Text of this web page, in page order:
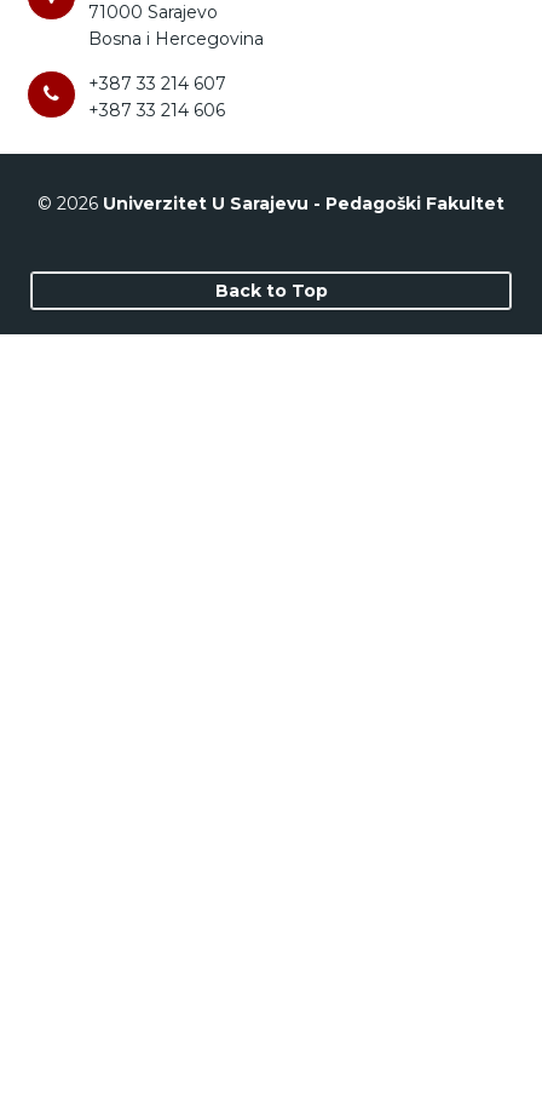
71000 Sarajevo
Bosna i Hercegovina
+387 33 214 607
+387 33 214 606
© 2026 Univerzitet U Sarajevu - Pedagoški Fakultet
Back to Top